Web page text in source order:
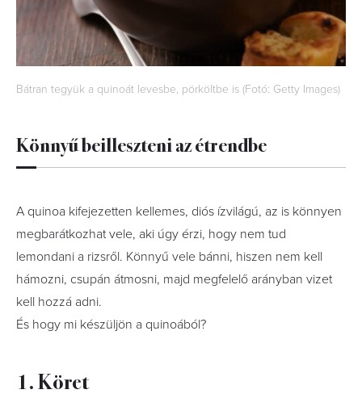
Bátran tegyük a quinoát levesbe, pörköltbe is (Fotó: Getty Images)
Könnyű beilleszteni az étrendbe
A quinoa kifejezetten kellemes, diós ízvilágú, az is könnyen
megbarátkozhat vele, aki úgy érzi, hogy nem tud
lemondani a rizsről. Könnyű vele bánni, hiszen nem kell
hámozni, csupán átmosni, majd megfelelő arányban vizet
kell hozzá adni.
És hogy mi készüljön a quinoából?
1. Köret